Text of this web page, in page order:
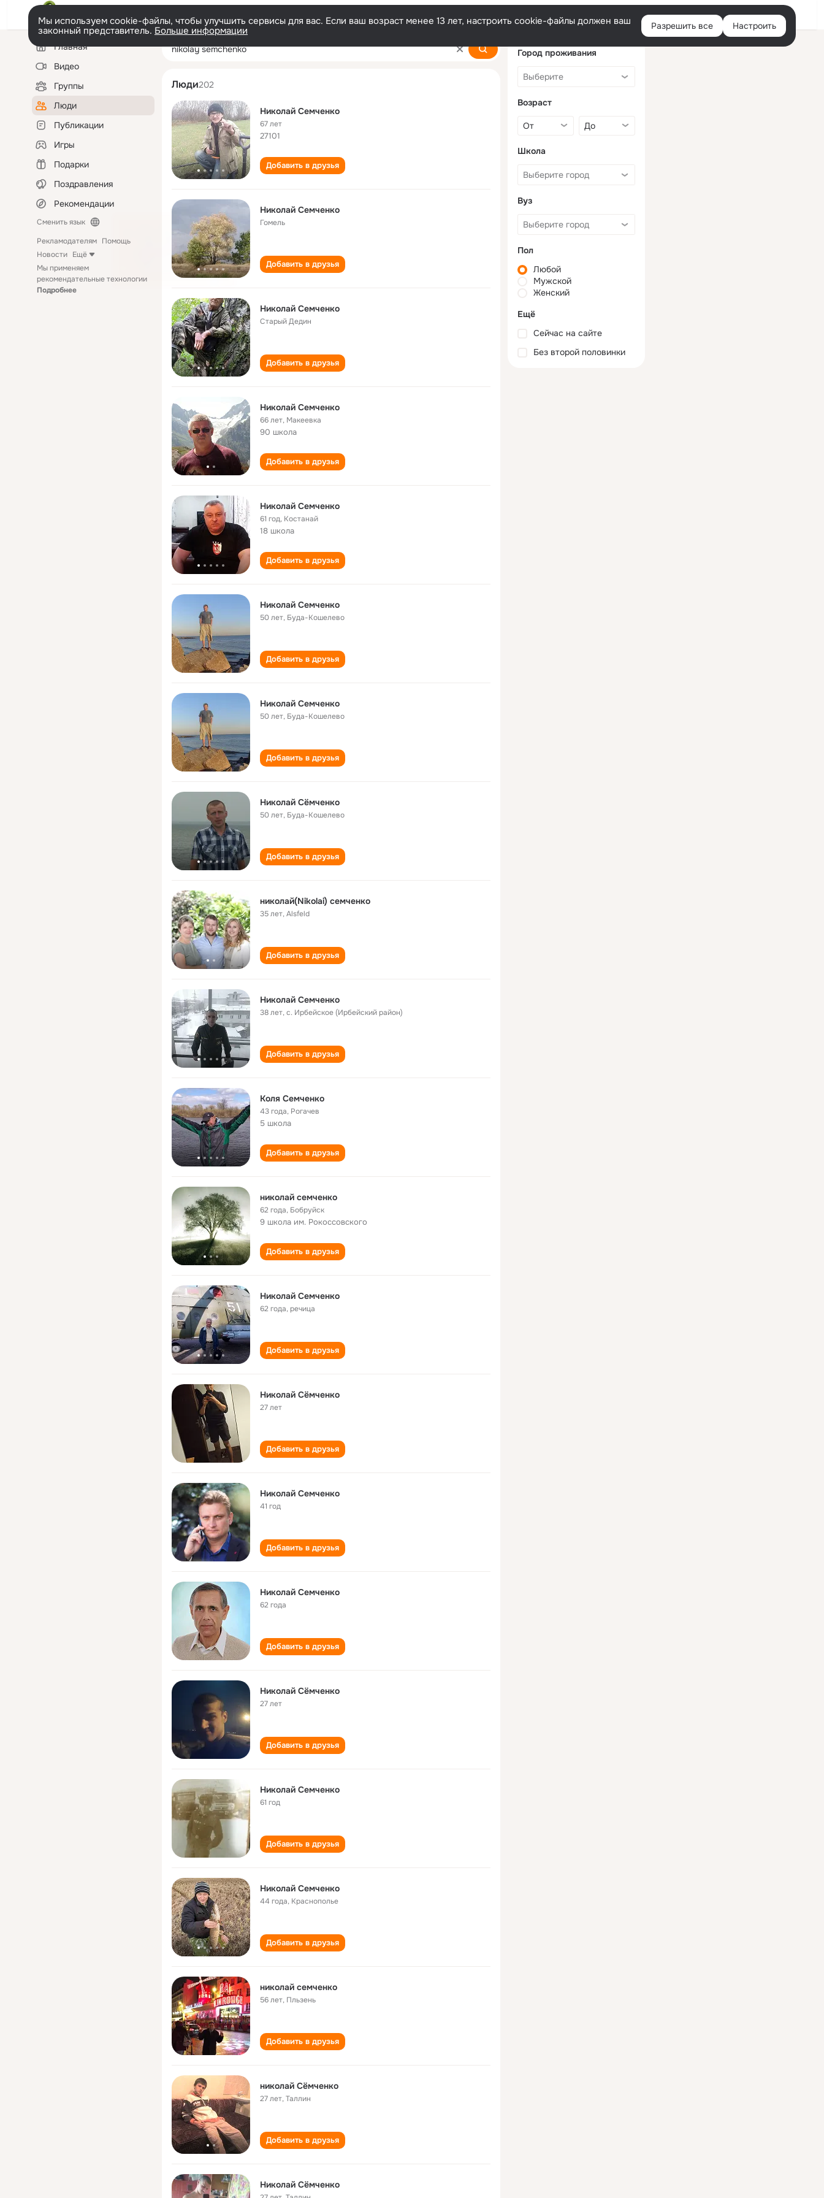
Войти
Мы используем cookie-файлы, чтобы улучшить сервисы для вас. Если ваш возраст менее 13 лет, настроить cookie-файлы должен ваш
законный представитель. Больше информации Разрешить все Настроить
Левая
колонкаГлавная
Видео
Группы
Люди
Публикации
Игры
Подарки
Поздравления
Рекомендации
Сменить язык
Рекламодателям Помощь
Новости Ещё
Мы применяем
рекомендательные технологии
Подробнее
nikolay semchenko
Люди202
Николай Семченко
67 лет
27101
Добавить в друзья
Николай Семченко
Гомель
Добавить в друзья
Николай Семченко
Старый Дедин
Добавить в друзья
Николай Семченко
66 лет, Макеевка
90 школа
Добавить в друзья
Николай Семченко
61 год, Костанай
18 школа
Добавить в друзья
Николай Семченко
50 лет, Буда-Кошелево
Добавить в друзья
Николай Семченко
50 лет, Буда-Кошелево
Добавить в друзья
Николай Сёмченко
50 лет, Буда-Кошелево
Добавить в друзья
николай(Nikolai) семченко
35 лет,Alsfeld
Добавить в друзья
Николай Семченко
38 лет,с. Ирбейское (Ирбейский район)
Добавить в друзья
Коля Семченко
43 года, Рогачев
5 школа
Добавить в друзья
николай семченко
62 года, Бобруйск
9 школа им. Рокоссовского
Добавить в друзья
Николай Семченко
62 года,речица
Добавить в друзья
Николай Сёмченко
27 лет
Добавить в друзья
Николай Семченко
41 год
Добавить в друзья
Николай Семченко
62 года
Добавить в друзья
Николай Сёмченко
27 лет
Добавить в друзья
Николай Семченко
61 год
Добавить в друзья
Николай Семченко
44 года, Краснополье
Добавить в друзья
николай семченко
56 лет, Пльзень
Добавить в друзья
николай Сёмченко
27 лет,Таллин
Добавить в друзья
Николай Сёмченко
Город проживания
Возраст
Школа
Вуз
Пол
Любой
Мужской
Женский
Ещё
Сейчас на сайте
Без второй половинки